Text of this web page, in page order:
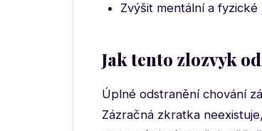
Zvýšit mentální a
Jak tento zlozvyk
Úplné odstranění chování
Zázračná zkratka